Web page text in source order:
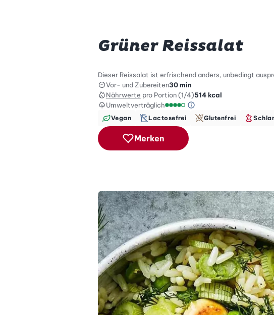
Grüner Reissalat
Dieser Reissalat ist erfrischend anders, unbedingt
Vor- und Zubereiten30 min
Nährwerte pro Portion (1/4)514 kcal
Umweltverträglich
Umweltverträglichkeitsskala: 4
Green Betty Skala
Vegan Lactosefrei Glutenfrei
Merken